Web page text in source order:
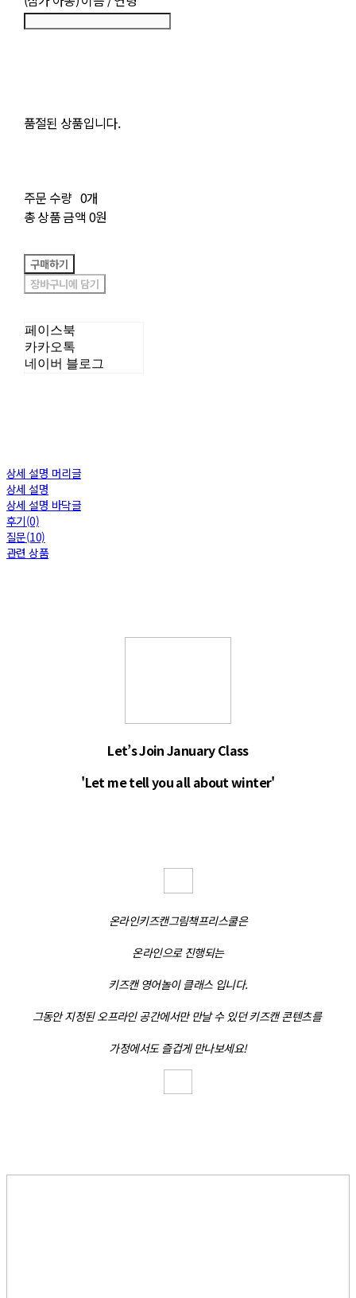
품절된 상품입니다.
주문 수량 0개
총 상품 금액 0원
구매하기
장바구니에 담기
페이스북
카카오톡
네이버 블로그
상세 설명 머리글
상세 설명
상세 설명 바닥글
후기(0)
질문(10)
관련 상품
Let’s Join January Class
'Let me tell you all about winter'
온라인키즈캔그림책프리스쿨은
온라인으로 진행되는
키즈캔 영어놀이 클래스 입니다.
그동안 지정된 오프라인 공간에서만 만날 수 있던 키즈캔 콘텐츠를
가정에서도 즐겁게 만나보세요!